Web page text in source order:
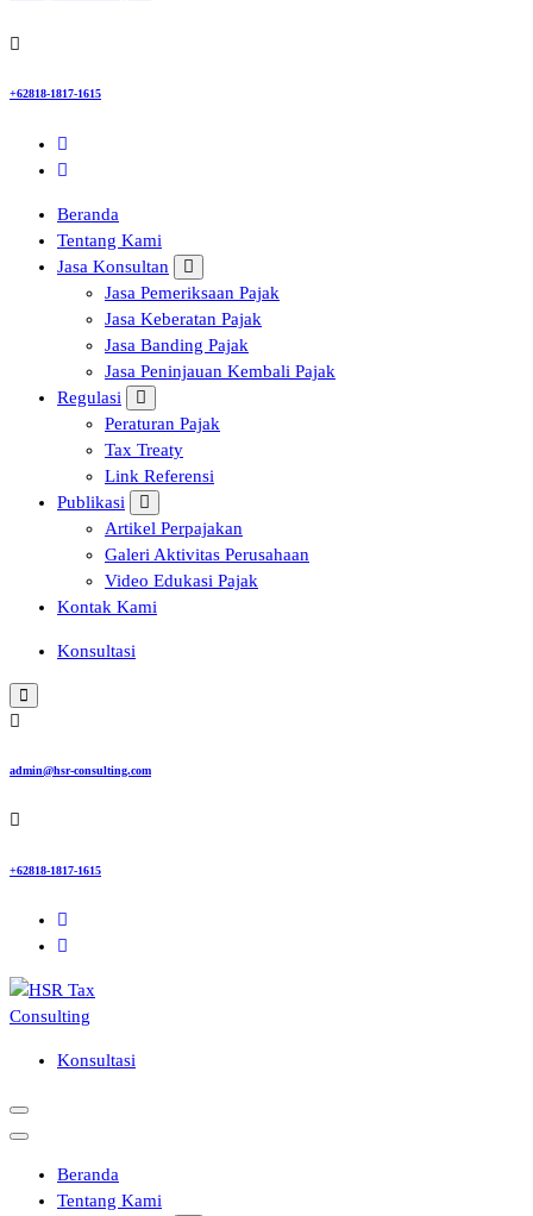
+62818-1817-1615
Beranda
Tentang Kami
Jasa Konsultan
Jasa Pemeriksaan Pajak
Jasa Keberatan Pajak
Jasa Banding Pajak
Jasa Peninjauan Kembali Pajak
Regulasi
Peraturan Pajak
Tax Treaty
Link Referensi
Publikasi
Artikel Perpajakan
Galeri Aktivitas Perusahaan
Video Edukasi Pajak
Kontak Kami
Konsultasi
admin@hsr-consulting.com
+62818-1817-1615
Konsultasi
Beranda
Tentang Kami